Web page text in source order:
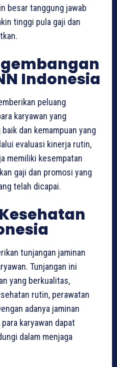
besar tanggung jawab
tinggi pula gaji dan
Indonesia
peluang
karyawan yang
dan kemampuan yang
evaluasi kinerja rutin,
memiliki kesempatan
gaji dan promosi yang
telah dicapai.
tunjangan jaminan
Tunjangan ini
yang berkualitas,
rutin, perawatan
adanya jaminan
karyawan dapat
dalam menjaga